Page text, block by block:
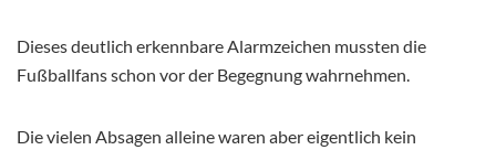
Dieses deutlich erkennbare Alarmzeichen mussten die
Fußballfans schon vor der Begegnung wahrnehmen.
Die vielen Absagen alleine waren aber eigentlich kein